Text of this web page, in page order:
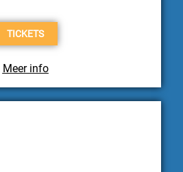
TICKETS
Meer info